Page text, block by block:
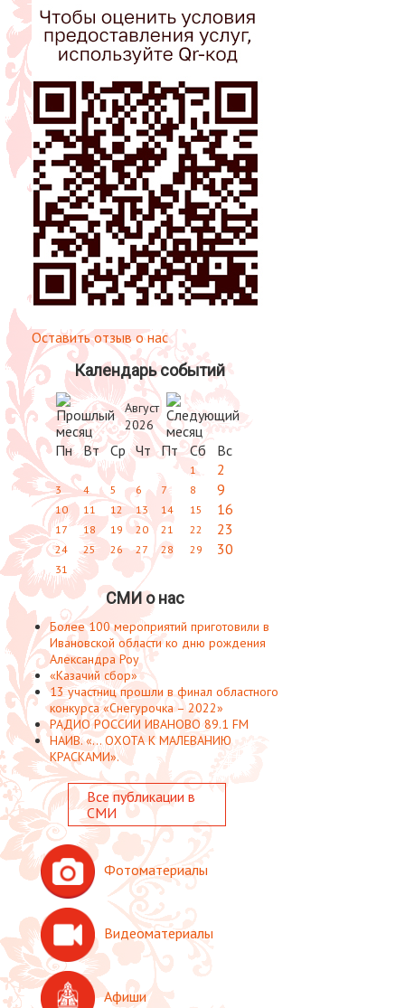
Оставить отзыв о нас
Календарь событий
Август
2026
Пн Вт Ср Чт Пт Сб Вс
1 2
3 4 5 6 7 8 9
10 11 12 13 14 15 16
17 18 19 20 21 22 23
24 25 26 27 28 29 30
31
СМИ о нас
Более 100 мероприятий приготовили в
Ивановской области ко дню рождения
Александра Роу
«Казачий сбор»
13 участниц прошли в финал областного
конкурса «Снегурочка – 2022»
РАДИО РОССИИ ИВАНОВО 89.1 FM
НАИВ. «... ОХОТА К МАЛЕВАНИЮ
КРАСКАМИ».
Все публикации в
СМИ
Фотоматериалы
Видеоматериалы
Афиши